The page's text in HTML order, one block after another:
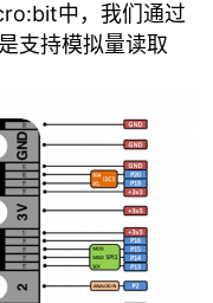
中，我们通过
支持模拟量读取